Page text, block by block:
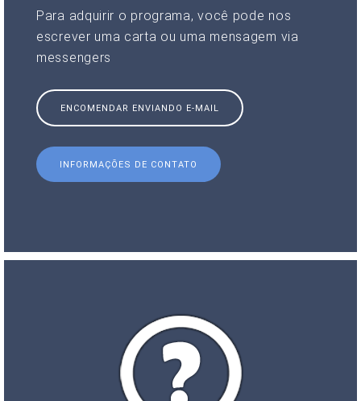
Para adquirir o programa, você pode nos
escrever uma carta ou uma mensagem via
messengers
ENCOMENDAR ENVIANDO E-MAIL
INFORMAÇÕES DE CONTATO